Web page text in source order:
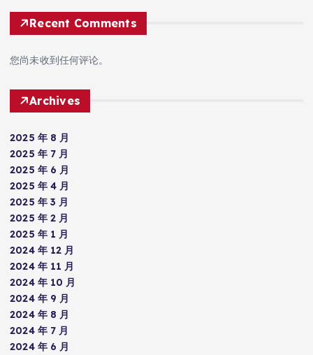
Recent Comments
您尚未收到任何评论。
Archives
2025 年 8 月
2025 年 7 月
2025 年 6 月
2025 年 4 月
2025 年 3 月
2025 年 2 月
2025 年 1 月
2024 年 12 月
2024 年 11 月
2024 年 10 月
2024 年 9 月
2024 年 8 月
2024 年 7 月
2024 年 6 月